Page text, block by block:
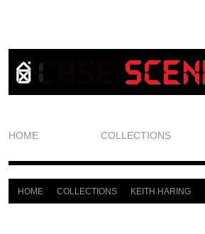
HOME COLLECTIONS
HOME COLLECTIONS KEITH HARING